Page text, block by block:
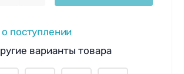
поступлении
варианты товара